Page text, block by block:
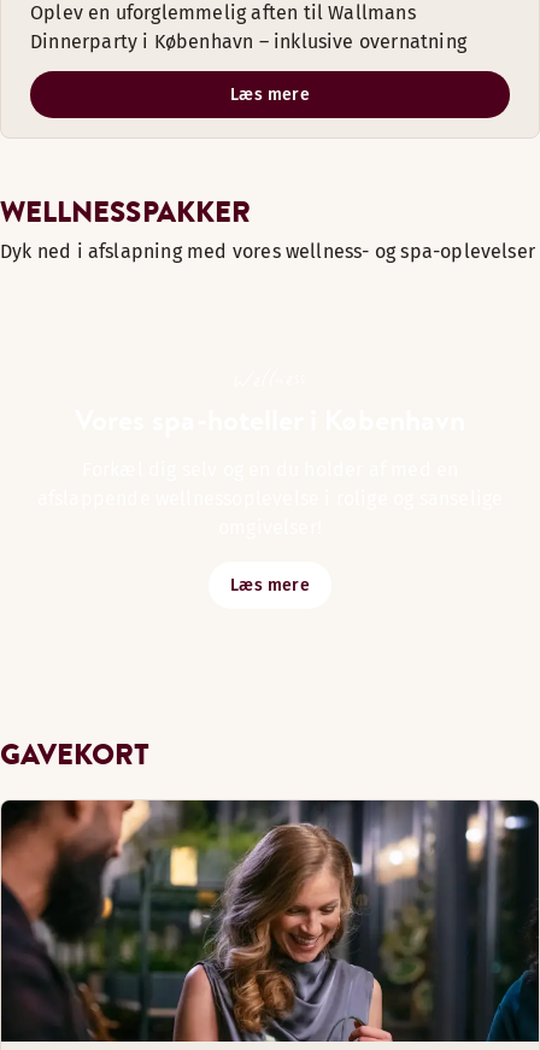
Oplev en uforglemmelig aften til Wallmans
Dinnerparty i København – inklusive overnatning
Læs mere
WELLNESSPAKKER
Dyk ned i afslapning med vores wellness- og spa-oplevelser
Læs mere
GAVEKORT